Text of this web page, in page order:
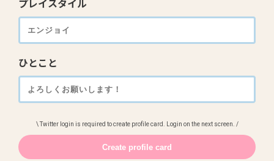
プレイスタイル
ひとこと
\ Twitter login is required to create profile card. Login on the next screen. /